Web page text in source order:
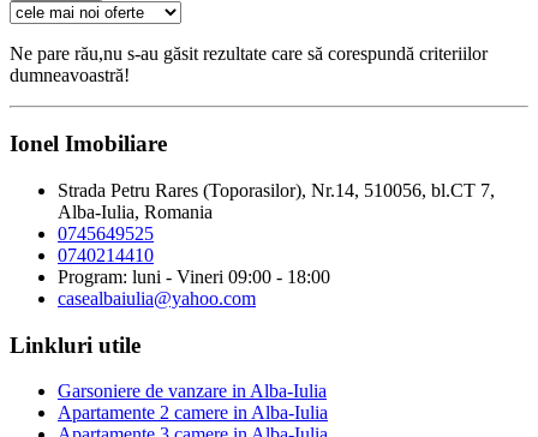
Ne pare rău,nu s-au găsit rezultate care să corespundă criteriilor
dumneavoastră!
Ionel Imobiliare
Strada Petru Rares (Toporasilor), Nr.14, 510056, bl.CT 7,
Alba-Iulia, Romania
0745649525
0740214410
Program: luni - Vineri 09:00 - 18:00
casealbaiulia@yahoo.com
Linkluri utile
Garsoniere de vanzare in Alba-Iulia
Apartamente 2 camere in Alba-Iulia